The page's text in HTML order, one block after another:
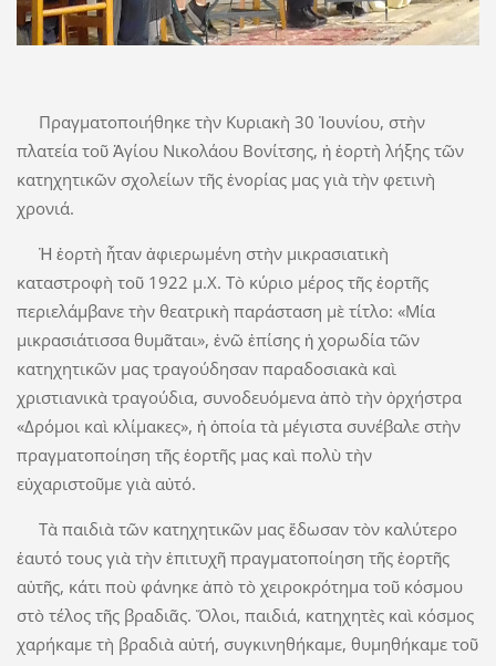
Πραγματοποιήθηκε τὴν Κυριακὴ 30 Ἰουνίου, στὴν
πλατεία τοῦ Ἁγίου Νικολάου Βονίτσης, ἡ ἑορτὴ λήξης τῶν
κατηχητικῶν σχολείων τῆς ἐνορίας μας γιὰ τὴν φετινὴ
χρονιά.
Ἡ ἑορτὴ ἦταν ἀφιερωμένη στὴν μικρασιατικὴ
καταστροφὴ τοῦ 1922 μ.Χ. Τὸ κύριο μέρος τῆς ἑορτῆς
περιελάμβανε τὴν θεατρικὴ παράσταση μὲ τίτλο: «Μία
μικρασιάτισσα θυμᾶται», ἐνῶ ἐπίσης ἡ χορωδία τῶν
κατηχητικῶν μας τραγούδησαν παραδοσιακὰ καὶ
χριστιανικὰ τραγούδια, συνοδευόμενα ἀπὸ τὴν ὀρχήστρα
«Δρόμοι καὶ κλίμακες», ἡ ὁποία τὰ μέγιστα συνέβαλε στὴν
πραγματοποίηση τῆς ἑορτῆς μας καὶ πολὺ τὴν
εὐχαριστοῦμε γιὰ αὐτό.
Τὰ παιδιὰ τῶν κατηχητικῶν μας ἔδωσαν τὸν καλύτερο
ἑαυτό τους γιὰ τὴν ἐπιτυχῆ πραγματοποίηση τῆς ἑορτῆς
αὐτῆς, κάτι ποὺ φάνηκε ἀπὸ τὸ χειροκρότημα τοῦ κόσμου
στὸ τέλος τῆς βραδιᾶς. Ὅλοι, παιδιά, κατηχητὲς καὶ κόσμος
χαρήκαμε τὴ βραδιὰ αὐτή, συγκινηθήκαμε, θυμηθήκαμε τοῦ